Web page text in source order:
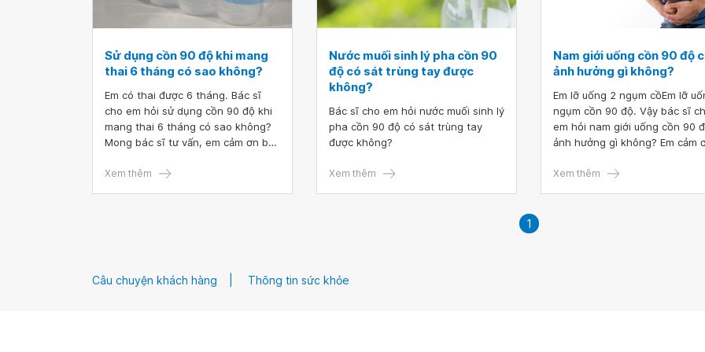
Sử dụng cồn 90 độ khi mang
thai 6 tháng có sao không?
Em có thai được 6 tháng. Bác sĩ
cho em hỏi sử dụng cồn 90 độ khi
mang thai 6 tháng có sao không?
Mong bác sĩ tư vấn, em cảm ơn bác
Xem thêm
Nước muối sinh lý pha cồn 90
độ có sát trùng tay được
không?
Bác sĩ cho em hỏi nước muối sinh lý
pha cồn 90 độ có sát trùng tay
được không?
Xem thêm
Nam giới uống cồn 90 độ
ảnh hưởng gì không?
Em lỡ uống 2 ngụm cồEm lỡ
ngụm cồn 90 độ. Vậy bác sĩ
em hỏi nam giới uống cồn 90
ảnh hưởng gì không? Em cảm
hỏi nam giới uống cồn 90 độ có
Xem thêm
1
Câu chuyện khách hàng Thông tin sức khỏe